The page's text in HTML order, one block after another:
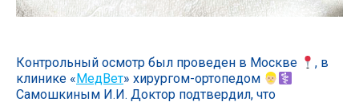
Контрольный осмотр был проведен в Москве
, в
клинике «МедВет» хирургом-ортопедом
Самошкиным И.И. Доктор подтвердил, что